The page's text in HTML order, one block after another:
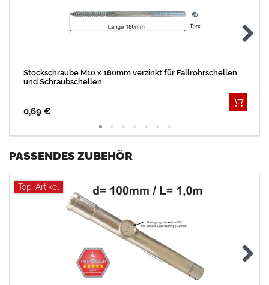
Stockschraube M10 x 180mm verzinkt für Fallrohrschellen
und Schraubschellen
0,69 €
PASSENDES ZUBEHÖR
Top-Artikel